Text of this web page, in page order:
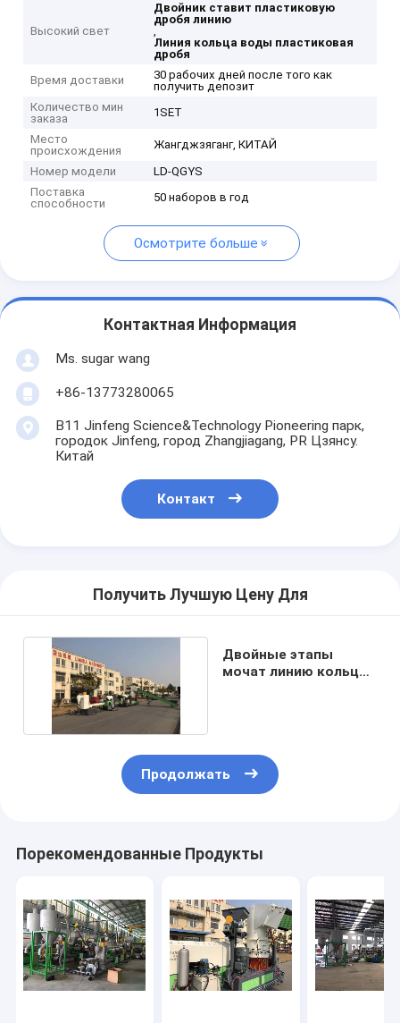
Высокий свет
Двойник ставит пластиковую
дробя линию
,
Линия кольца воды пластиковая
дробя
Время доставки
30 рабочих дней после того как
получить депозит
Количество мин
заказа
1SET
Место
происхождения
Жангджзяганг, КИТАЙ
Номер модели
LD-QGYS
Поставка
способности
50 наборов в год
Осмотрите больше
Контактная Информация
Ms. sugar wang
+86-13773280065
B11 Jinfeng Science&Technology Pioneering парк,
городок Jinfeng, город Zhangjiagang, PR Цзянсу.
Китай
Контакт
Получить Лучшую Цену Для
Двойные этапы
мочат линию кольца
Продолжать
Порекомендованные Продукты